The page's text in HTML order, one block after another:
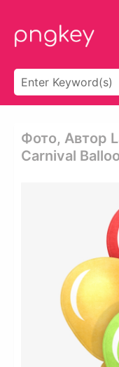
Фото, Автор
Carnival